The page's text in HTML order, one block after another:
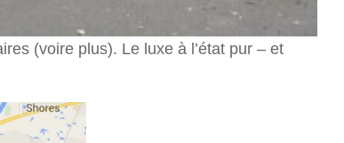
(voire plus). Le luxe à l’état pur – et